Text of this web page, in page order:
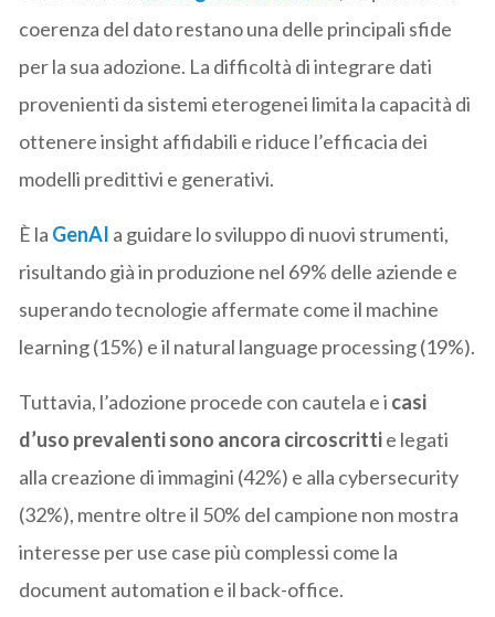
coerenza del dato restano una delle principali sfide
per la sua adozione. La difficoltà di integrare dati
provenienti da sistemi eterogenei limita la capacità di
ottenere insight affidabili e riduce l’efficacia dei
modelli predittivi e generativi.
È la GenAI a guidare lo sviluppo di nuovi strumenti,
risultando già in produzione nel 69% delle aziende e
superando tecnologie affermate come il machine
learning (15%) e il natural language processing (19%).
Tuttavia, l’adozione procede con cautela e i casi
d’uso prevalenti sono ancora circoscrittie legati
alla creazione di immagini (42%) e alla cybersecurity
(32%), mentre oltre il 50% del campione non mostra
interesse per use case più complessi come la
document automation e il back-office.